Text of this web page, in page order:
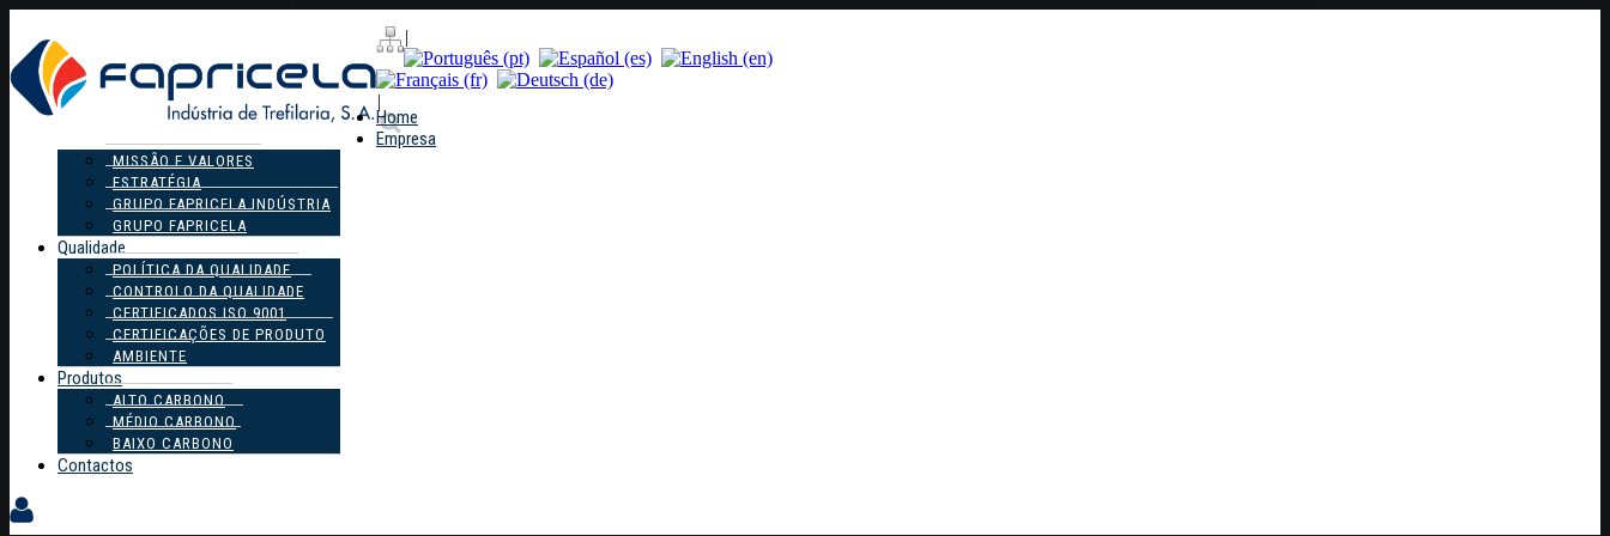
|
|
Home
Empresa
MISSÃO E VALORES
ESTRATÉGIA
GRUPO FAPRICELA INDÚSTRIA
GRUPO FAPRICELA
Qualidade
POLÍTICA DA QUALIDADE
CONTROLO DA QUALIDADE
CERTIFICADOS ISO 9001
CERTIFICAÇÕES DE PRODUTO
AMBIENTE
Produtos
ALTO CARBONO
MÉDIO CARBONO
BAIXO CARBONO
Contactos